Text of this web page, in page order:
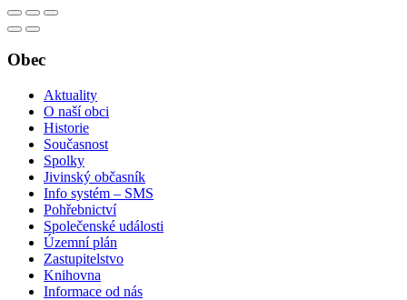
Obec
Aktuality
O naší obci
Historie
Současnost
Spolky
Jivinský občasník
Info systém – SMS
Pohřebnictví
Společenské události
Územní plán
Zastupitelstvo
Knihovna
Informace od nás